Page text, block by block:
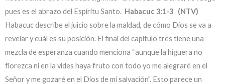
pues es el abrazo del Espíritu Santo. Habacuc 3:1-3 (NTV)
Habacuc describe el juicio sobre la maldad, de cómo Dios se va a
revelar y cuál es su posición. El final del capítulo tres tiene una
mezcla de esperanza cuando menciona “aunque la higuera no
florezca ni en la vides haya fruto con todo yo me alegraré en el
Señor y me gozaré en el Dios de mi salvación”. Esto parece un